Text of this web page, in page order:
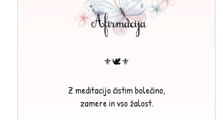
⚜🕊⚜
Z meditacijo čistim bolečino,
zamere in vso žalost.